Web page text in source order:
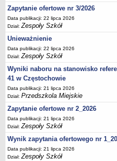
Zapytanie ofertowe nr 3/2026
Data publikacji: 22 lipca 2026
Dział:Zespoły Szkół
Unieważnienie
Data publikacji: 22 lipca 2026
Dział:Zespoły Szkół
Wyniki naboru na stanowisko
41 w Częstochowie
Data publikacji: 21 lipca 2026
Dział:Przedszkola Miejskie
Zapytanie ofertowe nr 2_2026
Data publikacji: 21 lipca 2026
Dział:Zespoły Szkół
Wynik zapytania ofertowego nr
Data publikacji: 21 lipca 2026
Dział:Zespoły Szkół